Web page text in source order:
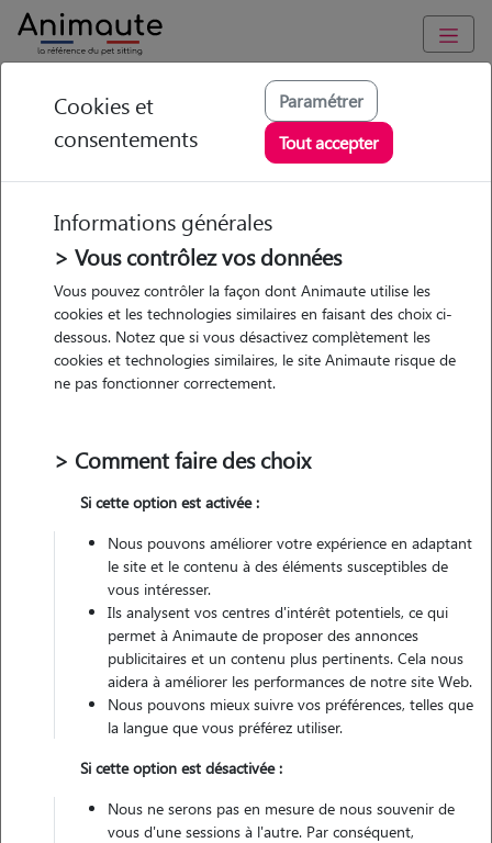
Animaute Bretagne / Redon
Audrey - Petsitter à
REDON
• 40 ans
Non véhiculé
Contacter
L'envoi d'une demande est sans engagement
Cookies et
consentements
Paramétrer
Tout accepter
Informations générales
> Vous contrôlez vos données
Vous pouvez contrôler la façon dont Animaute utilise les
cookies et les technologies similaires en faisant des choix ci-
dessous. Notez que si vous désactivez complètement les
cookies et technologies similaires, le site Animaute risque de
ne pas fonctionner correctement.
> Comment faire des choix
Si cette option est activée :
Nous pouvons améliorer votre expérience en adaptant
le site et le contenu à des éléments susceptibles de
vous intéresser.
Ils analysent vos centres d'intérêt potentiels, ce qui
permet à Animaute de proposer des annonces
publicitaires et un contenu plus pertinents. Cela nous
aidera à améliorer les performances de notre site Web.
Nous pouvons mieux suivre vos préférences, telles que
la langue que vous préférez utiliser.
Si cette option est désactivée :
Nous ne serons pas en mesure de nous souvenir de
vous d'une sessions à l'autre. Par conséquent,